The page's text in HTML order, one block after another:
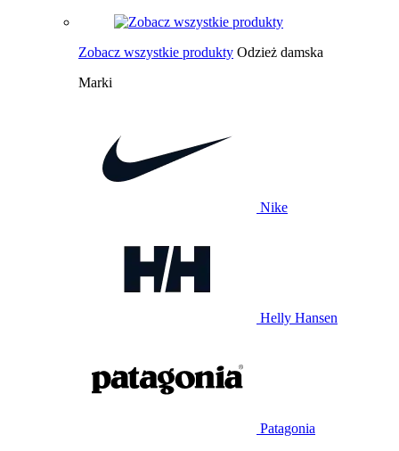
Zobacz wszystkie produkty Odzież damska
Marki
Nike
Helly Hansen
Patagonia